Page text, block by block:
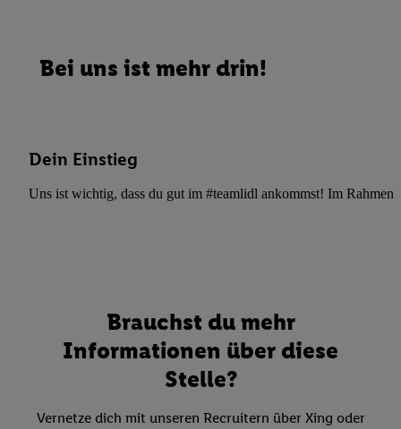
Bei uns ist mehr drin!
Dein Einstieg
Uns ist wichtig, dass du gut im #teamlidl ankommst! Im Rahmen
Brauchst du mehr
Informationen über diese
Stelle?
Vernetze dich mit unseren Recruitern über Xing oder